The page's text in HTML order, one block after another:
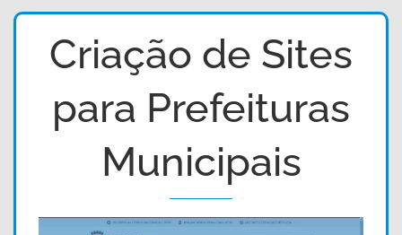
Criação de Sites
para Prefeituras
Municipais